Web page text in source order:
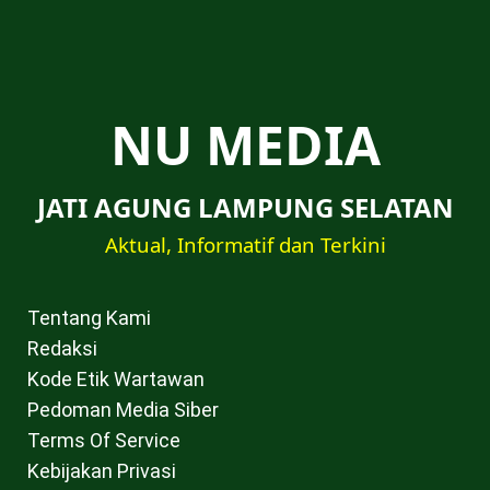
NU MEDIA
JATI AGUNG LAMPUNG SELATAN
Aktual, Informatif dan Terkini
Tentang Kami
Redaksi
Kode Etik Wartawan
Pedoman Media Siber
Terms Of Service
Kebijakan Privasi